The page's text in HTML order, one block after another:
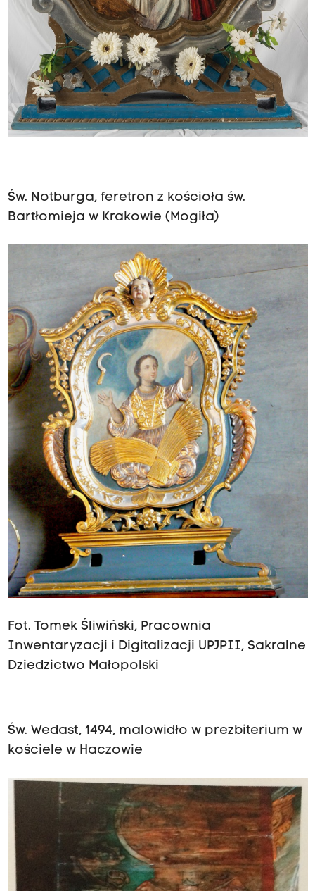
Św. Notburga, feretron z kościoła św.
Bartłomieja w Krakowie (Mogiła)
Fot. Tomek Śliwiński, Pracownia
Inwentaryzacji i Digitalizacji UPJPII, Sakralne
Dziedzictwo Małopolski
Św. Wedast, 1494, malowidło w prezbiterium w
kościele w Haczowie